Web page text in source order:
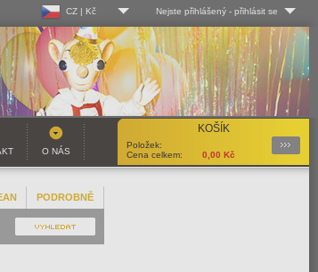
CZ | Kč
CZ | Kč
SK | EUR
Nejste přihlášený - přihlásit se
Log-in
Uživ. jméno:
Heslo:
Registrace
KOŠÍK
Položek:
Cena celkem:
0,00 Kč
Podrobnosti
O NÁS
PODROBNĚ